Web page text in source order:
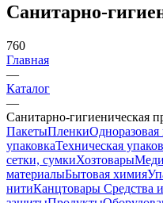
Санитарно-
760
Главная
—
Каталог
—
Санитарно-гигиеническая
ПакетыПленкиОдноразовая
упаковкаТехническая
сетки, сумкиХозтовары
материалыБытовая химия
нитиКанцтовары Средства